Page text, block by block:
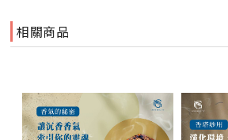
相關商品